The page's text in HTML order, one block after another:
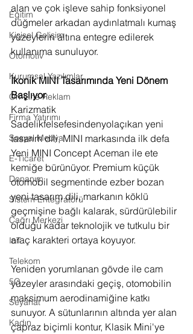
Eğitim
Kişisel Gelişim
Otomotiv
Kurumsal Yazılımlar
On-Line Reklam
Firma Yatırımı
Sosyal Medya
E-Ticaret
Donanım
Sistem Entegratörü
Çağrı Merkezi
IoT
Telekom
5G
Seyahat
Kadın
alan ve çok işleve sahip fonksiyonel
düğmeler arkadan aydınlatmalı kumaş
yüzeylerin altına entegre edilerek
kullanıma sunuluyor.
İkonik MINI Tasarımında Yeni Dönem
Başlıyor
Karizmatik
Sadelikfelsefesindenyolaçıkan yeni
tasarım dili, MINI markasında ilk defa
Yeni MINI Concept Aceman ile ete
kemiğe bürünüyor. Premium küçük
otomobil segmentinde ezber bozan
yeni tasarım dili, markanın köklü
geçmişine bağlı kalarak, sürdürülebilir
olduğu kadar teknolojik ve tutkulu bir
araç karakteri ortaya koyuyor.
Yeniden yorumlanan gövde ile cam
yüzeyler arasındaki geçiş, otomobilin
maksimum aerodinamiğine katkı
sunuyor. A sütunlarının altında yer alan
çapraz biçimli kontur, Klasik Mini'ye